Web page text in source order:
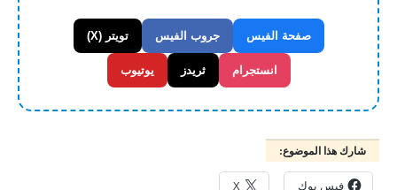
صفحة الفيس جروب الفيس تويتر (X)
انستجرام ثريدز يوتيوب
شارك هذا الموضوع:
فيس بوك X